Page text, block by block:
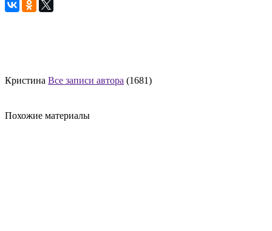
Кристина Все записи автора (1681)
Похожие материалы